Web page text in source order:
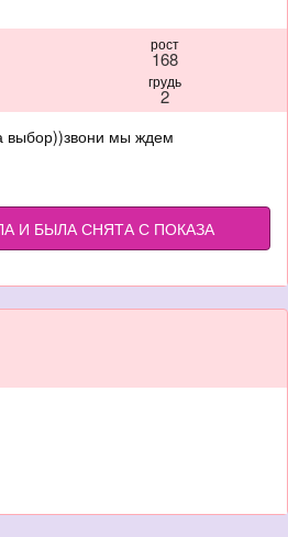
рост
168
грудь
2
выбор))звони мы ждем
И БЫЛА СНЯТА С ПОКАЗА